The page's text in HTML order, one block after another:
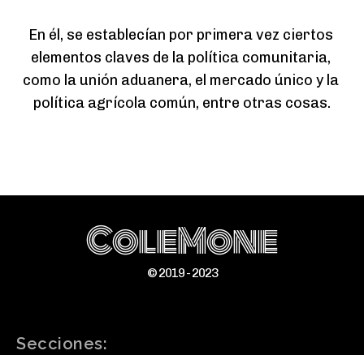
En él, se establecían por primera vez ciertos
elementos claves de la política comunitaria,
como la unión aduanera, el mercado único y la
política agrícola común, entre otras cosas.
ColeMone
© 2019 - 2023
Secciones: